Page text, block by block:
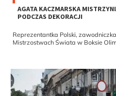
AGATA KACZMARSKA
PODCZAS DEKORACJI
Reprezentantka Polski,
Mistrzostwach Świata w Boksie